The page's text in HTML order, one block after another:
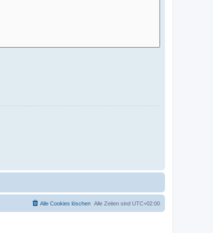
Alle Zeiten sind UTC+02:00
Alle Cookies löschen